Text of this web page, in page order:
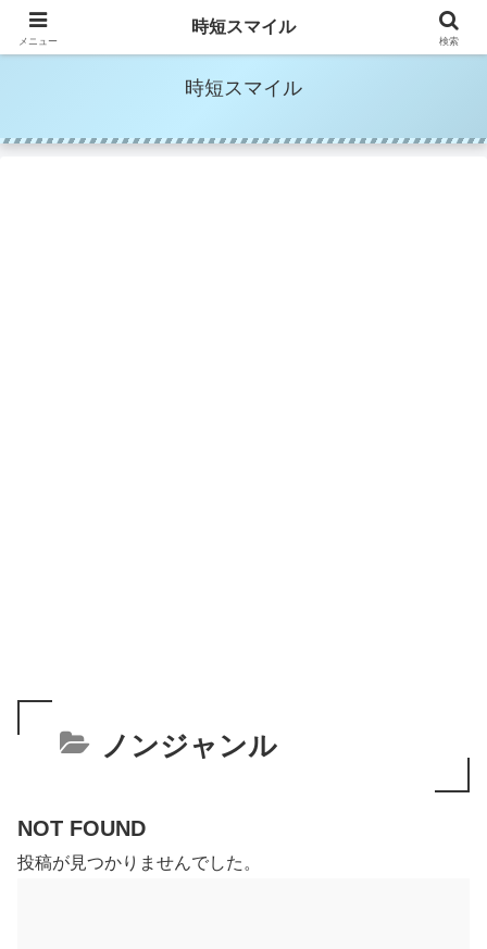
時短家事＆時短美容でママの笑顔を増やす
時短スマイル
ノンジャンル
NOT FOUND
投稿が見つかりませんでした。
メニュー
時短スマイル
検索